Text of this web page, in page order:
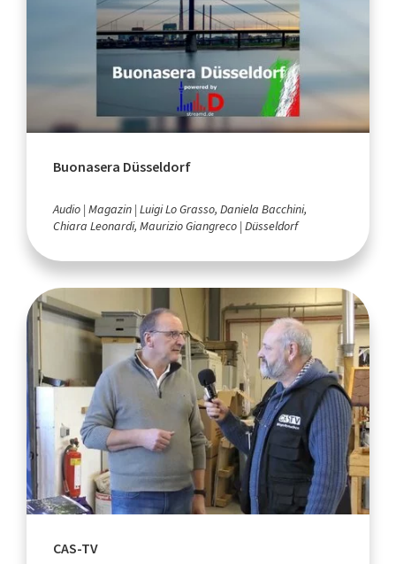
Buonasera Düsseldorf
Audio Magazin Luigi Lo Grasso, Daniela Bacchini,
Chiara Leonardi, Maurizio Giangreco Düsseldorf
CAS-TV